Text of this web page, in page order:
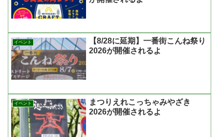
イベント
【8/28に延期】一番街こんね祭り
2026が開催されるよ
イベント
まつりえれこっちゃみやざき
2026が開催されるよ